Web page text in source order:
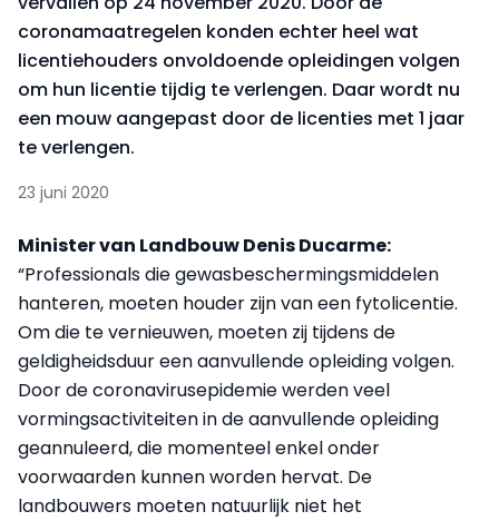
coronamaatregelen konden echter heel wat
licentiehouders onvoldoende opleidingen volgen
om hun licentie tijdig te verlengen. Daar wordt nu
een mouw aangepast door de licenties met 1 jaar
te verlengen.
23 juni 2020
Minister van Landbouw Denis Ducarme:
“Professionals die gewasbeschermingsmiddelen
hanteren, moeten houder zijn van een fytolicentie.
Om die te vernieuwen, moeten zij tijdens de
geldigheidsduur een aanvullende opleiding volgen.
Door de coronavirusepidemie werden veel
vormingsactiviteiten in de aanvullende opleiding
geannuleerd, die momenteel enkel onder
voorwaarden kunnen worden hervat. De
landbouwers moeten natuurlijk niet het